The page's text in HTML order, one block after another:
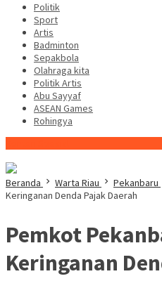
Politik
Sport
Artis
Badminton
Sepakbola
Olahraga kita
Politik Artis
Abu Sayyaf
ASEAN Games
Rohingya
Beranda Warta Riau Pekanbaru
Keringanan Denda Pajak Daerah
Pemkot
Keringanan